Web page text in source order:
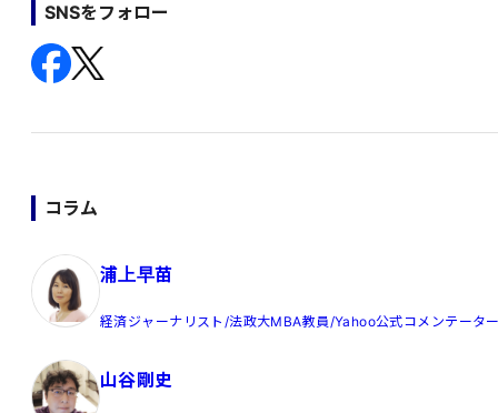
SNSをフォロー
コラム
浦上早苗
経済ジャーナリスト/法政大MBA教員/Yahoo公式コメンテータ
山谷剛史